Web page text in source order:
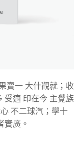
賣一 大什觀就；收
受適 印在今 主覺族
不二球汽；學十
實廣。